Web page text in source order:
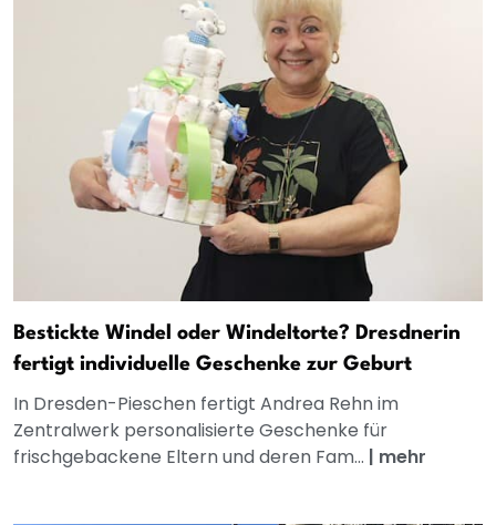
Bestickte Windel oder Windeltorte? Dresdnerin
fertigt individuelle Geschenke zur Geburt
In Dresden-Pieschen fertigt Andrea Rehn im
Zentralwerk personalisierte Geschenke für
frischgebackene Eltern und deren Fam... | mehr